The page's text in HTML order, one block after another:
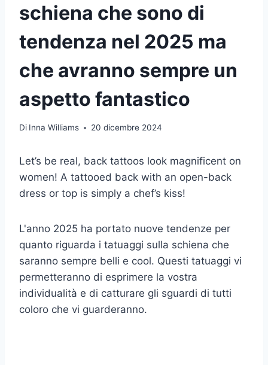
schiena che sono di
tendenza nel 2025 ma
che avranno sempre un
aspetto fantastico
Di Inna Williams 20 dicembre 2024
Let’s be real, back tattoos look magnificent on
women! A tattooed back with an open-back
dress or top is simply a chef’s kiss!
L'anno 2025 ha portato nuove tendenze per
quanto riguarda i tatuaggi sulla schiena che
saranno sempre belli e cool. Questi tatuaggi vi
permetteranno di esprimere la vostra
individualità e di catturare gli sguardi di tutti
coloro che vi guarderanno.